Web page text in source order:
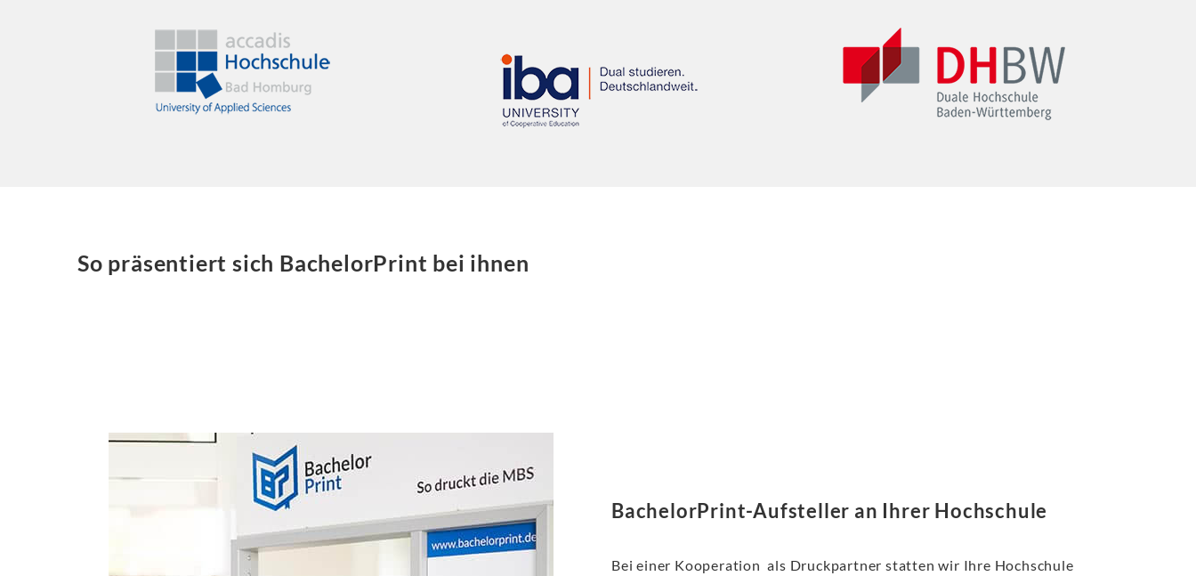
So präsentiert sich BachelorPrint bei ihnen
BachelorPrint-Aufsteller an Ihrer Hochschule
Bei einer Kooperation als Druckpartner statten wir Ihre Hochschule